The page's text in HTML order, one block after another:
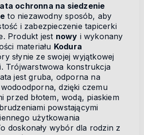
ochronna na siedzenie
to niezawodny sposób, aby
i zabezpieczenie tapicerki
Produkt jest nowy i wykonany
materiału Kodura
słynie ze swojej wyjątkowej
Trójwarstwowa konstrukcja
jest gruba, odporna na
dzięki czemu
przed błotem, wodą, piaskiem
powstającymi
użytkowania
doskonały wybór dla rodzin z